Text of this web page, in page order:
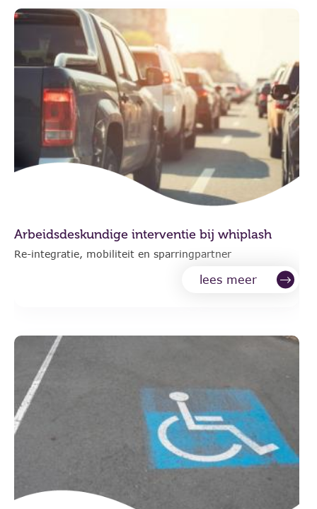
Arbeidsdeskundige interventie bij whiplash
Re-integratie, mobiliteit en sparringpartner
lees meer